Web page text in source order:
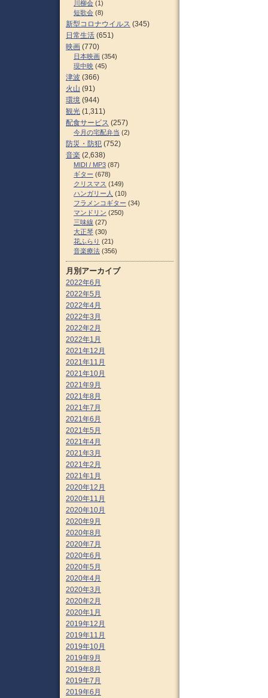
川柳会 (1)
短歌会 (8)
新型コロナウイルス (345)
日常生活 (651)
映画 (770)
日本映画 (354)
現中映 (45)
津波 (366)
火山 (91)
環境 (944)
観光 (1,311)
配食サービス (257)
今月の宅配弁当 (2)
防災・防犯 (752)
音楽 (2,638)
MIDI / MP3 (87)
ギター (678)
クリスマス (149)
ハンガリー人 (10)
フラメンコギター (34)
マンドリン (250)
三味線 (27)
大正琴 (30)
花ふらり (21)
音楽療法 (356)
月別アーカイブ
2022年6月
2022年5月
2022年4月
2022年3月
2022年2月
2022年1月
2021年12月
2021年11月
2021年10月
2021年9月
2021年8月
2021年7月
2021年6月
2021年5月
2021年4月
2021年3月
2021年2月
2021年1月
2020年12月
2020年11月
2020年10月
2020年9月
2020年8月
2020年7月
2020年6月
2020年5月
2020年4月
2020年3月
2020年2月
2020年1月
2019年12月
2019年11月
2019年10月
2019年9月
2019年8月
2019年7月
2019年6月